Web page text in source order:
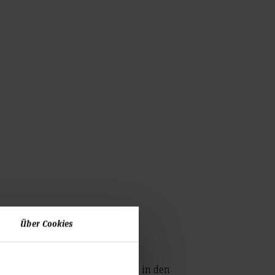
Über Cookies
Netzwerktreffen der Kollegs in den